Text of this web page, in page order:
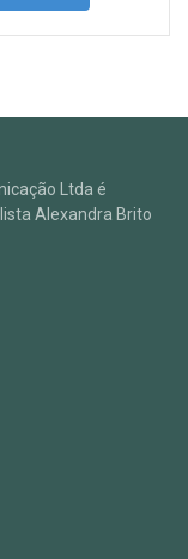
Ltda é
Alexandra Brito